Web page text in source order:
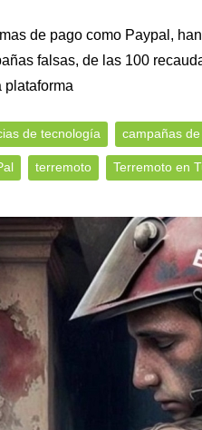
de pago como Paypal,
falsas, de las 100
plataforma
de tecnología campañas
terremoto Terremoto en